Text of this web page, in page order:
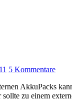
5 Kommentare
sollte zu einem